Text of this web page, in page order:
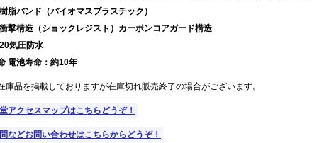
脂バンド（バイオマスプラスチック）
撃構造（ショックレジスト）カーボンコアガード構造
気圧防水
電池寿命：約10年
庫品を掲載しておりますが在庫切れ販売終了の場合がございます。
アクセスマップはこちらどうぞ！
などお問い合わせはこちらからどうぞ！